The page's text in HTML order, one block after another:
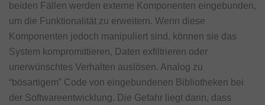
beiden Fällen werden externe Komponenten eingebunden,
um die Funktionalität zu erweitern. Wenn diese
Komponenten jedoch manipuliert sind, können sie das
System kompromittieren, Daten exfiltrieren oder
unerwünschtes Verhalten auslösen. Analog zu
“bösartigem” Code von eingebundenen Bibliotheken bei
der Softwareentwicklung. Die Gefahr liegt darin, dass